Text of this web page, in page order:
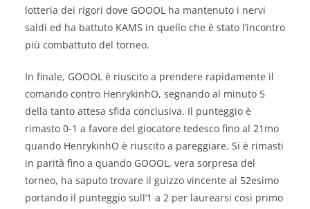
lotteria dei rigori dove GOOOL ha mantenuto i nervi
saldi ed ha battuto KAMS in quello che è stato l’incontro
più combattuto del torneo.
In finale, GOOOL è riuscito a prendere rapidamente il
comando contro HenrykinhO, segnando al minuto 5
della tanto attesa sfida conclusiva. Il punteggio è
rimasto 0-1 a favore del giocatore tedesco fino al 21mo
quando HenrykinhO è riuscito a pareggiare. Si è rimasti
in parità fino a quando GOOOL, vera sorpresa del
torneo, ha saputo trovare il guizzo vincente al 52esimo
portando il punteggio sull’1 a 2 per laurearsi così primo